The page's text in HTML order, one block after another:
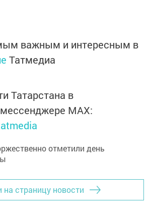
важным и интересным в
Татмедиа
Татарстана в
MАХ:
на страницу новости